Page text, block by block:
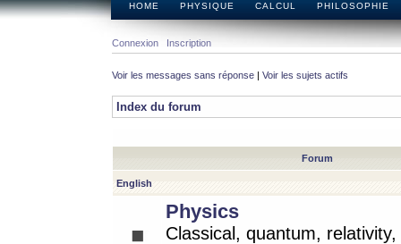
HOME PHYSIQUE CALCUL PHILOSOPHIE
Connexion Inscription
Voir les messages sans réponse | Voir les sujets actifs
Index du forum
Forum
English
Physics
Classical, quantum,